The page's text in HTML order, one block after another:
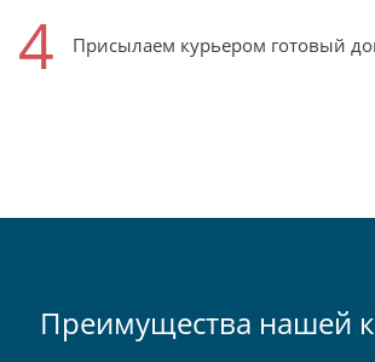
4 Присылаем курьером готовый
Преимущества нашей